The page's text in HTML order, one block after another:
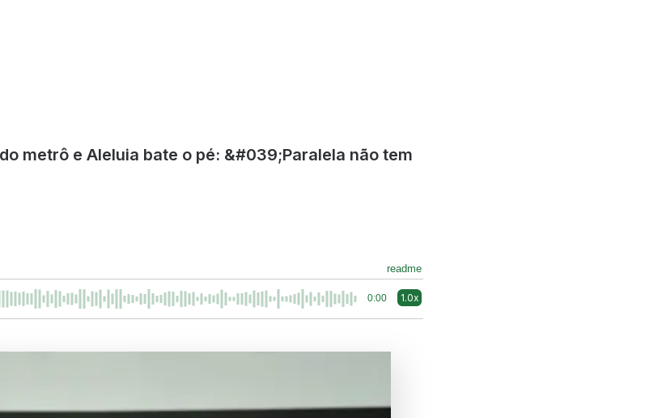
metrô e Aleluia bate o pé: &#039;Paralela não tem
readme
0:00 1.0x